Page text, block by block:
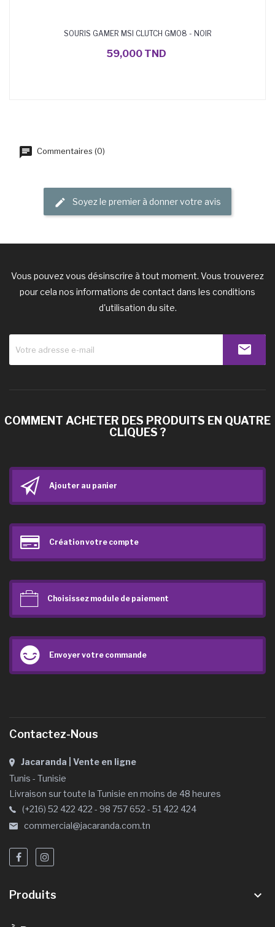
SOURIS GAMER MSI CLUTCH GM08 - NOIR
59,000 TND
Commentaires (0)
Soyez le premier à donner votre avis
Vous pouvez vous désinscrire à tout moment. Vous trouverez
pour cela nos informations de contact dans les conditions
d'utilisation du site.
COMMENT ACHETER DES PRODUITS EN QUATRE
CLIQUES ?
Ajouter au panier
Création votre compte
Choisissez module de paiement
Envoyer votre commande
Contactez-Nous
Jacaranda | Vente en ligne
Tunis - Tunisie
Livraison sur toute la Tunisie en moins de 48 heures
(+216) 52 422 422 - 98 757 652 - 51 422 424
commercial@jacaranda.com.tn
Produits keyboard_arrow_down